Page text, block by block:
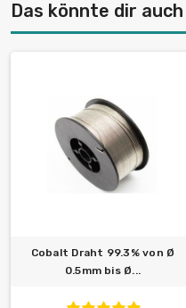
Das könnte dir
Cobalt Draht 99.3% von Ø
0.5mm bis Ø...